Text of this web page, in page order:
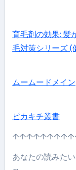
育毛剤の効果: 髪
毛対策シリーズ (
ムームードメイン
ピカキチ叢書
あなたの読みた